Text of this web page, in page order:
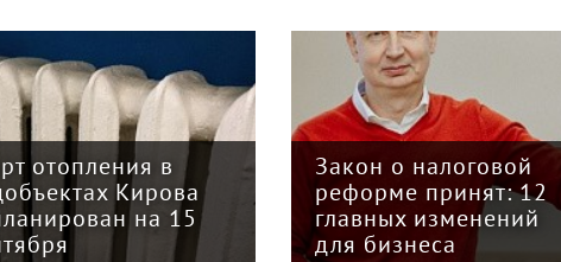
отопления в
Кирова
на 15
Закон о налоговой
реформе принят: 12
главных изменений
для бизнеса